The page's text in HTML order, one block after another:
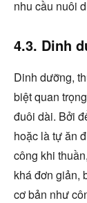
nhu cầu nuôi
4.3. Dinh
Dinh dưỡng,
biệt quan
đuôi dài. Bởi
hoặc là tự ăn
công khi
khá đơn giản,
cơ bản như